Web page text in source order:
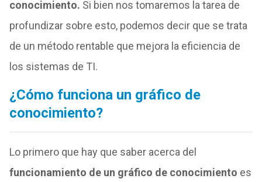
conocimiento. Si bien nos tomaremos la tarea de
profundizar sobre esto, podemos decir que se trata
de un método rentable que mejora la eficiencia de
los sistemas de TI.
¿Cómo funciona un gráfico de
conocimiento?
Lo primero que hay que saber acerca del
funcionamiento de un gráfico de conocimiento es